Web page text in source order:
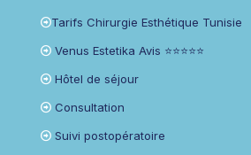
Tarifs Chirurgie Esthétique Tunisie
Venus Estetika Avis ⭐⭐⭐⭐⭐
Hôtel de séjour
Consultation
Suivi postopératoire